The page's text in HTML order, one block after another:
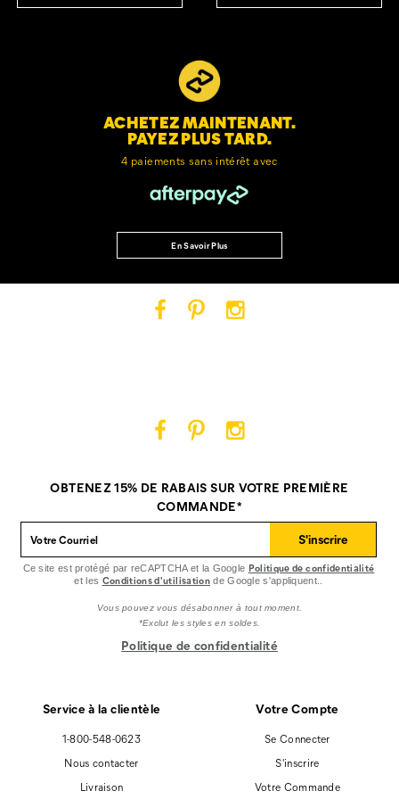
ACHETEZ MAINTENANT.
PAYEZ PLUS TARD.
4 paiements sans intérêt avec
En Savoir Plus
Service à la clientèle
1-800-548-0623
Nous contacter
Livraison
Votre Compte
Se Connecter
S'inscrire
Votre Commande
sur
Facebook
sur
Pinterest
sur
Instagram
OBTENEZ 15% DE RABAIS SUR VOTRE PREMIÈRE
COMMANDE*
S'inscrire
Ce site est protégé par reCAPTCHA et la Google Politique de confidentialité
et les Conditions d'utilisation de Google s'appliquent..
Vous pouvez vous désabonner à tout moment.
*Exclut les styles en soldes.
Politique de confidentialité